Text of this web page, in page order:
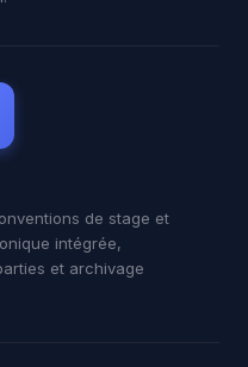
de stage et
intégrée,
et archivage